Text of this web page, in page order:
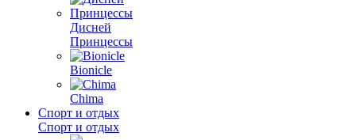
Дисней
Принцессы
Bionicle
Chima
Спорт и отдых
Спорт и отдых